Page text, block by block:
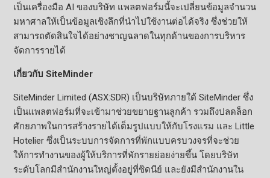
เป็นเครื่องมือ AI ของบริษัท แพลตฟอร์มนี้จะเปลี่ยนข้อมูลจำนวน
มหาศาลให้เป็นข้อมูลเชิงลึกที่นำไปใช้งานต่อได้จริง ซึ่งช่วยให้
สามารถตัดสินใจได้อย่างชาญฉลาดในทุกด้านของการบริหาร
จัดการรายได้
เกี่ยวกับ SiteMinder
SiteMinder Limited (ASX:SDR) เป็นบริษัทภายใต้ SiteMinder ซึ่ง
เป็นแพลตฟอร์มที่จะเข้ามาช่วยขยายฐานลูกค้า รวมถึงปลดล็อก
ศักยภาพในการสร้างรายได้เต็มรูปแบบให้กับโรงแรม และ Little
Hotelier ซึ่งเป็นระบบการจัดการที่พักแบบครบวงจรที่จะช่วย
ให้การทำงานของผู้ให้บริการที่พักรายย่อยง่ายขึ้น โดยบริษัท
ระดับโลกมีสำนักงานใหญ่ตั้งอยู่ที่ซิดนีย์ และยังมีสำนักงานใน